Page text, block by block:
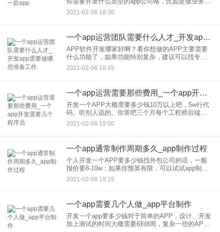
理的话，资金投入不会很大，你只需要注册一个公
司，然后找一些大型的app开发公司合作，把接到的
2021-02-06 18:30
一个app运营团队需要什么人才_开发app需要做哪些准备工作
APP软件开发哪家好啊？看你想做的APP主要需要
什么功能了，如果功能特别复杂，建议可以找专门
的APP开发公司。如果不复杂，我建议用应用公园
app在线制作，操作很 方便，小白都会。可以生成安
2021-02-06 18:45
一个app运营需要那些费用_一个app开发需要几个程序员
开发一个APP大概需要多少钱10万以上吧，5w行代
码。听别人说的。你算吧三个月每个工程师后端的
iosor安卓，一个人15k，2个人3w。之后测试申请上
线。看你能扛多长时间了。开发一个app需要多少
2021-02-06 19:00
一个app通常制作周期多久_app制作过程
个人开发一个APP要多少钱找外包公司的话，一般
报价要8-10w；如果你预算有限，可以试试app制作
平台，这些平台技术已经很成熟了，你需求不多的
话，完全可以用这些平台制作，这是我总结的几个
2021-02-06 19:15
一个app需要几个人做_app平台制作
开发一个app要多少钱对于简单的APP，设计、开发
加上测试的时间大概需要6到8周，复杂一些的APP